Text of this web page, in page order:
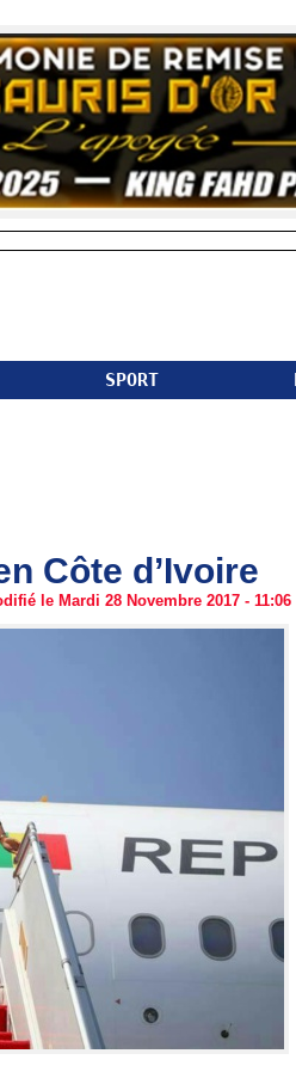
SPORT
Côte d’Ivoire
le Mardi 28 Novembre 2017 - 11:06